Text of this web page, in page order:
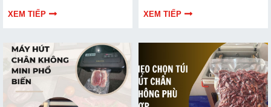
cùng tìm hiểu để đưa ra quyết
XEM TIẾP
Bài viết dưới đây sẽ giúp bạn
XEM TIẾP